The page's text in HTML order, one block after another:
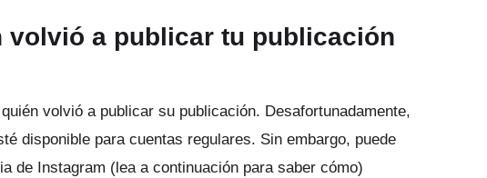
volvió a publicar tu publicación
volvió a publicar su publicación. Desafortunadamente,
disponible para cuentas regulares. Sin embargo, puede
de Instagram (lea a continuación para saber cómo)